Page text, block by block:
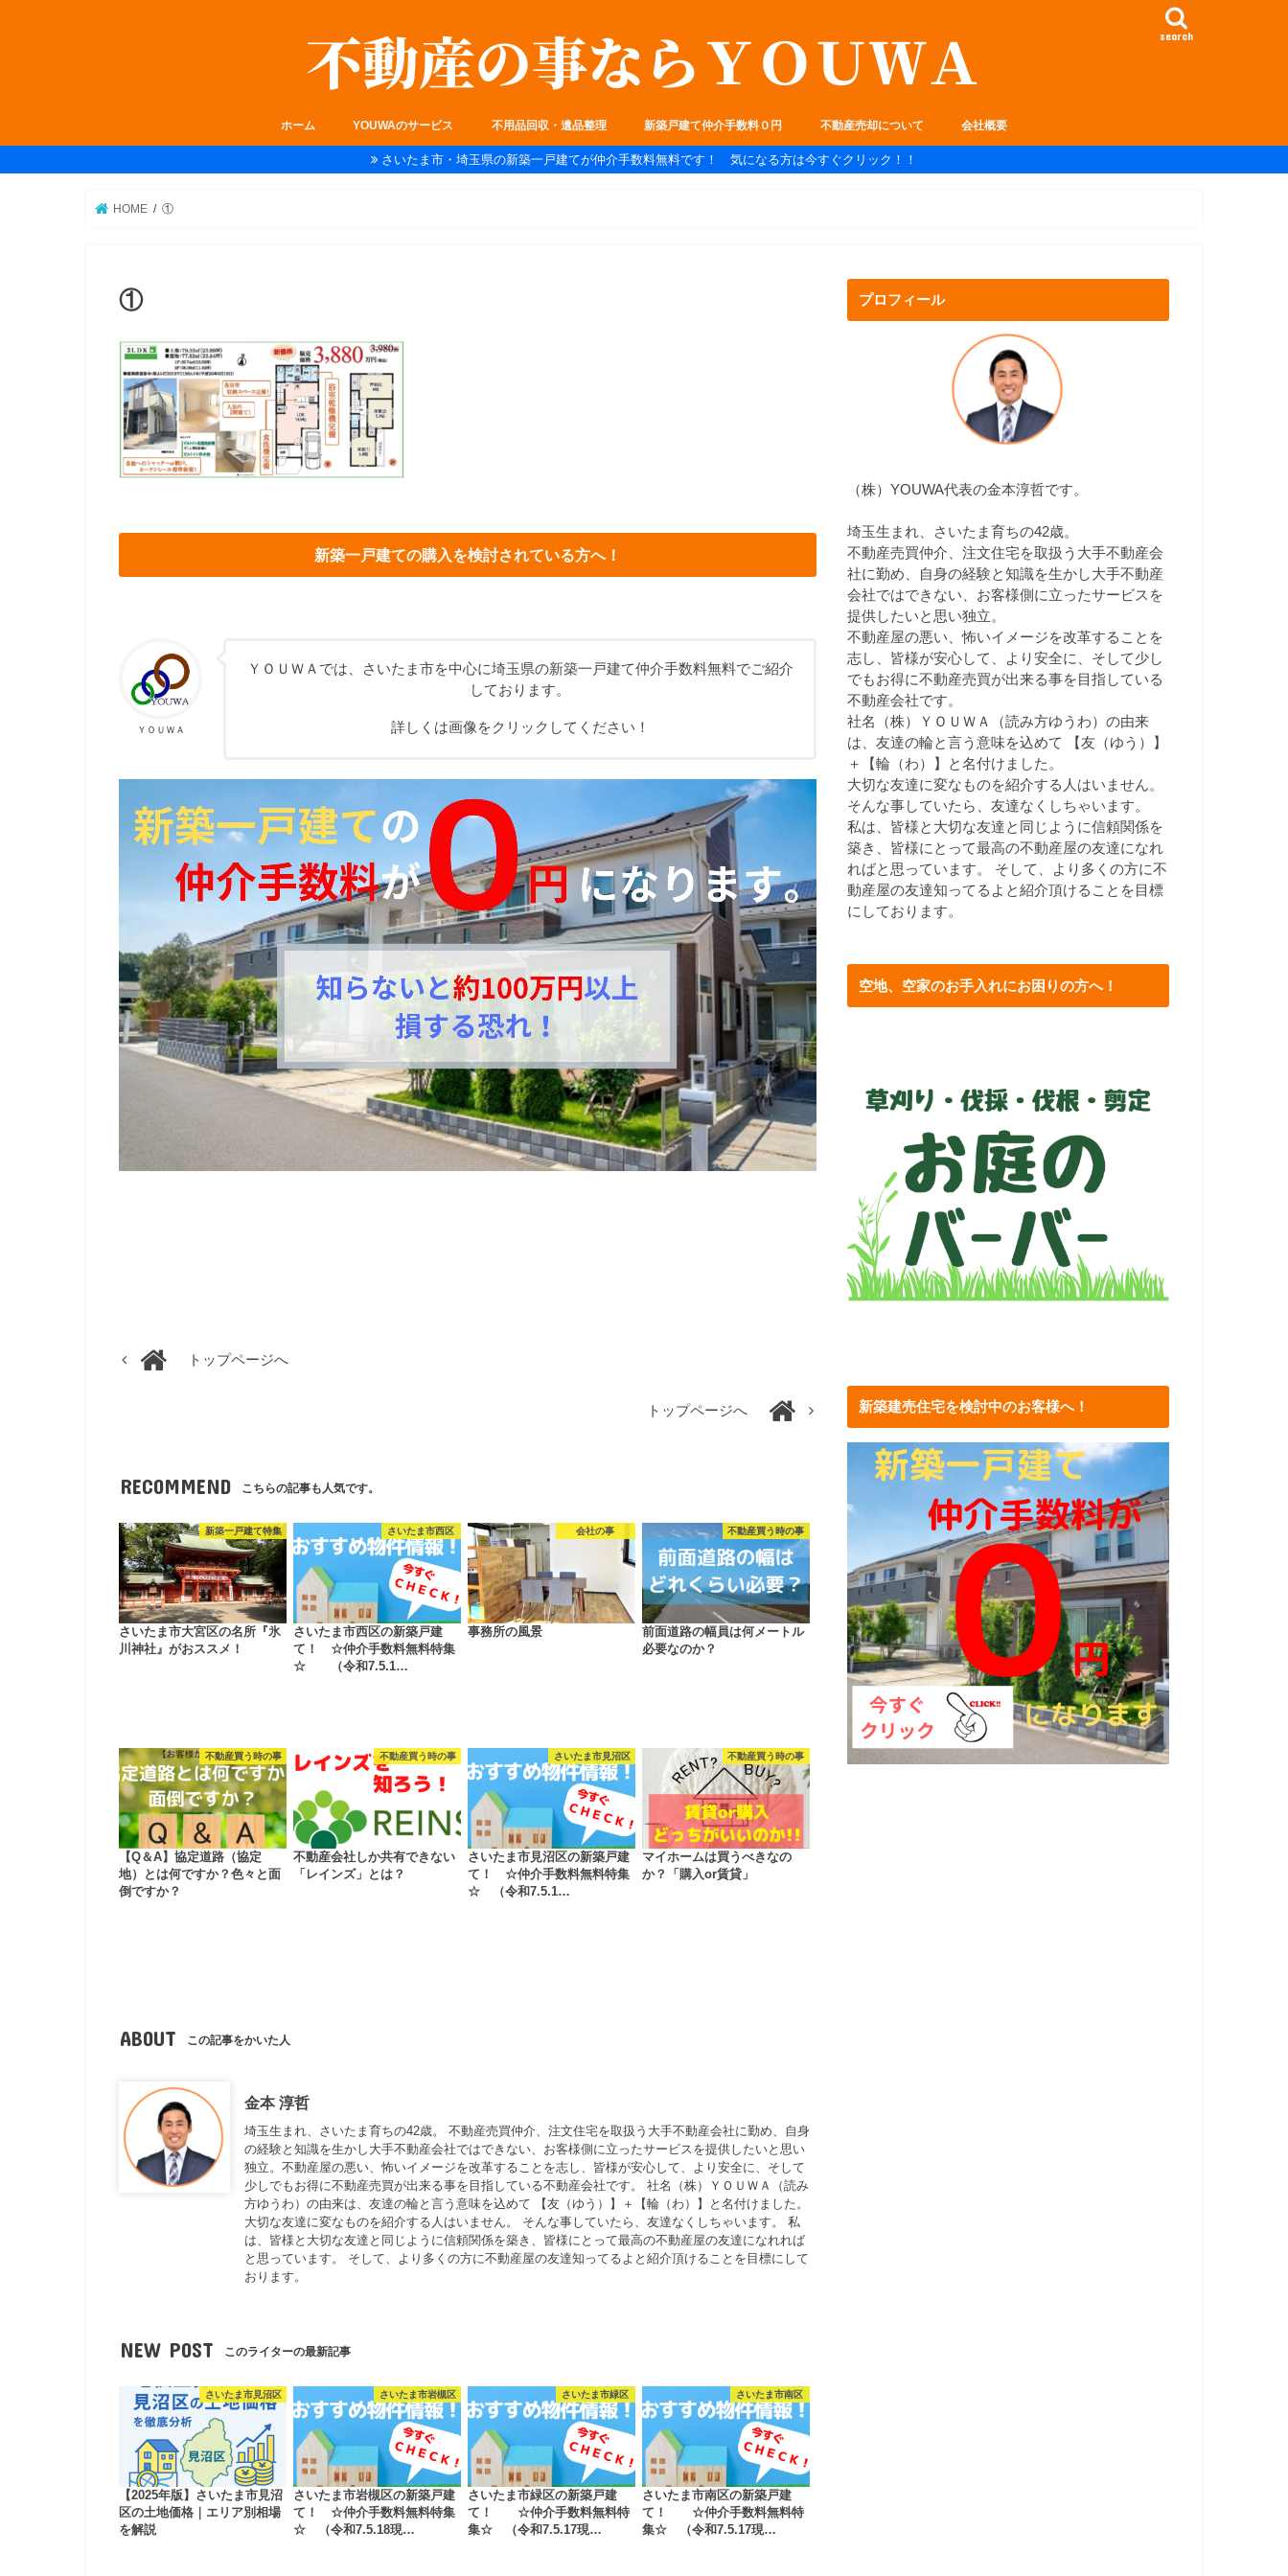
search
ホーム YOUWAのサービス 不用品回収・遺品整理 新築戸建て仲介手数料０円 不動産売却について 会社概要
さいたま市・埼玉県の新築一戸建てが仲介手数料無料です！ 気になる方は今すぐクリック！！
HOME ①
①
新築一戸建ての購入を検討されている方へ！
ＹＯＵＷＡ
ＹＯＵＷＡでは、さいたま市を中心に埼玉県の新築一戸建て仲介手数料無料でご紹介
しております。
詳しくは画像をクリックしてください！
トップページへ
トップページへ
RECOMMEND こちらの記事も人気です。
新築一戸建て特集
さいたま市大宮区の名所『氷
川神社』がおススメ！
さいたま市西区
さいたま市西区の新築戸建
て！ ☆仲介手数料無料特集
☆ （令和7.5.1…
会社の事
事務所の風景
不動産買う時の事
前面道路の幅員は何メートル
必要なのか？
不動産買う時の事
【Q＆A】協定道路（協定
地）とは何ですか？色々と面
倒ですか？
不動産買う時の事
不動産会社しか共有できない
「レインズ」とは？
さいたま市見沼区
さいたま市見沼区の新築戸建
て！ ☆仲介手数料無料特集
☆ （令和7.5.1…
不動産買う時の事
マイホームは買うべきなの
か？「購入or賃貸」
ABOUT この記事をかいた人
金本 淳哲
埼玉生まれ、さいたま育ちの42歳。 不動産売買仲介、注文住宅を取扱う大手不動産会社に勤め、自身
の経験と知識を生かし大手不動産会社ではできない、お客様側に立ったサービスを提供したいと思い
独立。不動産屋の悪い、怖いイメージを改革することを志し、皆様が安心して、より安全に、そして
少しでもお得に不動産売買が出来る事を目指している不動産会社です。 社名（株）ＹＯＵＷＡ（読み
方ゆうわ）の由来は、友達の輪と言う意味を込めて 【友（ゆう）】＋【輪（わ）】と名付けました。
大切な友達に変なものを紹介する人はいません。 そんな事していたら、友達なくしちゃいます。 私
は、皆様と大切な友達と同じように信頼関係を築き、皆様にとって最高の不動産屋の友達になれれば
と思っています。 そして、より多くの方に不動産屋の友達知ってるよと紹介頂けることを目標にして
おります。
NEW POST このライターの最新記事
さいたま市見沼区
【2025年版】さいたま市見沼
区の土地価格｜エリア別相場
を解説
さいたま市岩槻区
さいたま市岩槻区の新築戸建
て！ ☆仲介手数料無料特集
☆ （令和7.5.18現…
さいたま市緑区
さいたま市緑区の新築戸建
て！ ☆仲介手数料無料特
集☆ （令和7.5.17現…
さいたま市南区
さいたま市南区の新築戸建
て！ ☆仲介手数料無料特
集☆ （令和7.5.17現…
プロフィール
（株）YOUWA代表の金本淳哲です。
埼玉生まれ、さいたま育ちの42歳。
不動産売買仲介、注文住宅を取扱う大手不動産会
社に勤め、自身の経験と知識を生かし大手不動産
会社ではできない、お客様側に立ったサービスを
提供したいと思い独立。
不動産屋の悪い、怖いイメージを改革することを
志し、皆様が安心して、より安全に、そして少し
でもお得に不動産売買が出来る事を目指している
不動産会社です。
社名（株）ＹＯＵＷＡ（読み方ゆうわ）の由来
は、友達の輪と言う意味を込めて 【友（ゆう）】
＋【輪（わ）】と名付けました。
大切な友達に変なものを紹介する人はいません。
そんな事していたら、友達なくしちゃいます。
私は、皆様と大切な友達と同じように信頼関係を
築き、皆様にとって最高の不動産屋の友達になれ
ればと思っています。 そして、より多くの方に不
動産屋の友達知ってるよと紹介頂けることを目標
にしております。
空地、空家のお手入れにお困りの方へ！
新築建売住宅を検討中のお客様へ！